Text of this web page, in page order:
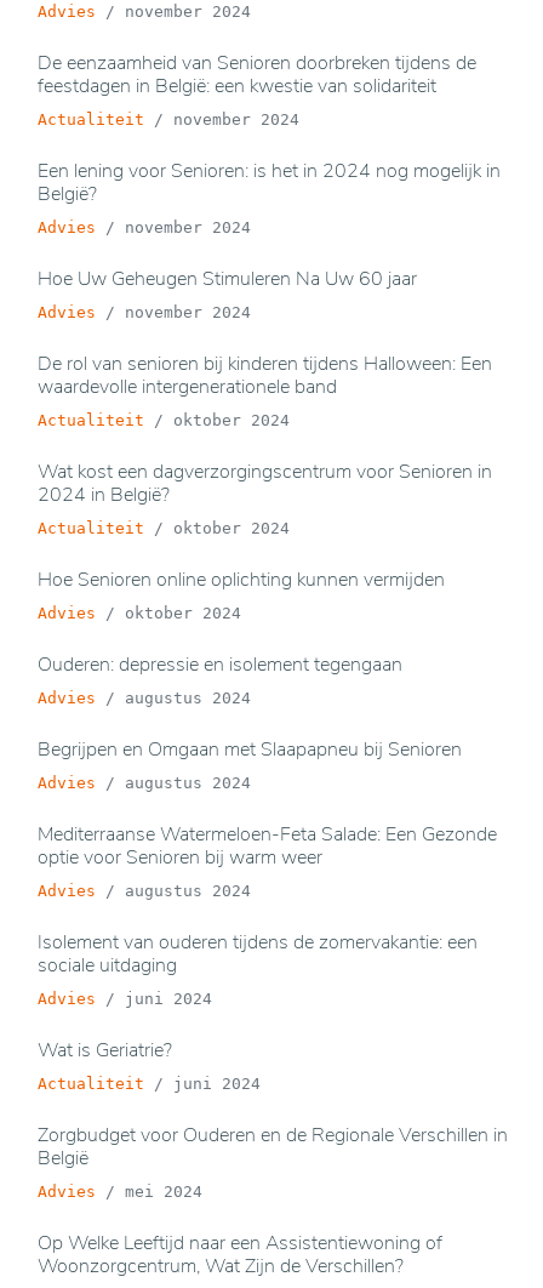
Advies / november 2024
De eenzaamheid van Senioren doorbreken tijdens de
feestdagen in België: een kwestie van solidariteit
Actualiteit / november 2024
Een lening voor Senioren: is het in 2024 nog mogelijk in
België?
Advies / november 2024
Hoe Uw Geheugen Stimuleren Na Uw 60 jaar
Advies / november 2024
De rol van senioren bij kinderen tijdens Halloween: Een
waardevolle intergenerationele band
Actualiteit / oktober 2024
Wat kost een dagverzorgingscentrum voor Senioren in
2024 in België?
Actualiteit / oktober 2024
Hoe Senioren online oplichting kunnen vermijden
Advies / oktober 2024
Ouderen: depressie en isolement tegengaan
Advies / augustus 2024
Begrijpen en Omgaan met Slaapapneu bij Senioren
Advies / augustus 2024
Mediterraanse Watermeloen-Feta Salade: Een Gezonde
optie voor Senioren bij warm weer
Advies / augustus 2024
Isolement van ouderen tijdens de zomervakantie: een
sociale uitdaging
Advies / juni 2024
Wat is Geriatrie?
Actualiteit / juni 2024
Zorgbudget voor Ouderen en de Regionale Verschillen in
België
Advies / mei 2024
Op Welke Leeftijd naar een Assistentiewoning of
Woonzorgcentrum, Wat Zijn de Verschillen?